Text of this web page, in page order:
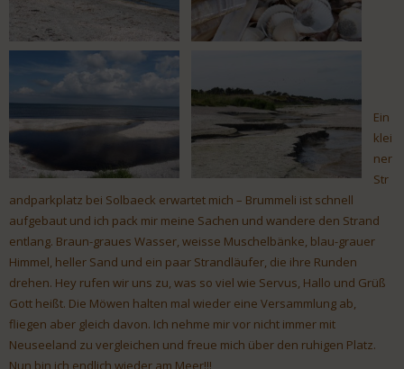
Ein
klei
ner
Str
andparkplatz bei Solbaeck erwartet mich – Brummeli ist schnell
aufgebaut und ich pack mir meine Sachen und wandere den Strand
entlang. Braun-graues Wasser, weisse Muschelbänke, blau-grauer
Himmel, heller Sand und ein paar Strandläufer, die ihre Runden
drehen. Hey rufen wir uns zu, was so viel wie Servus, Hallo und Grüß
Gott heißt. Die Möwen halten mal wieder eine Versammlung ab,
fliegen aber gleich davon. Ich nehme mir vor nicht immer mit
Neuseeland zu vergleichen und freue mich über den ruhigen Platz.
Nun bin ich endlich wieder am Meer!!!